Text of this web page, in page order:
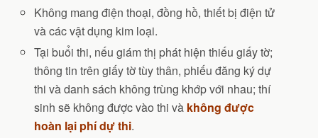
Không mang điện thoại, đồng hồ, thiết bị điện tử
và các vật dụng kim loại.
Tại buổi thi, nếu giám thị phát hiện thiếu giấy tờ;
thông tin trên giấy tờ tùy thân, phiếu đăng ký dự
thi và danh sách không trùng khớp với nhau; thí
sinh sẽ không được vào thi và không được
hoàn lại phí dự thi.